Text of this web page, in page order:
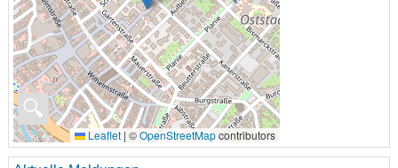
🔍
Leaflet | ©OpenStreetMapcontributors